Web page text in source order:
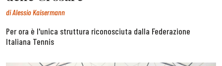
diAlessio Kaisermann
Per ora è l'unica struttura riconosciuta dalla Federazione
Italiana Tennis